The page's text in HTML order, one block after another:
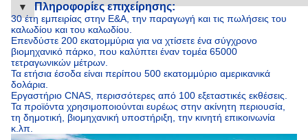
▼ Πληροφορίες επιχείρησης:
30 έτη εμπειρίας στην Ε&Α, την παραγωγή και τις πωλήσεις του
καλωδίου και του καλωδίου.
Επενδύστε 200 εκατομμύρια για να χτίσετε ένα σύγχρονο
βιομηχανικό πάρκο, που καλύπτει έναν τομέα 65000
τετραγωνικών μέτρων.
Τα ετήσια έσοδα είναι περίπου 500 εκατομμύριο αμερικανικά
δολάρια.
Εργαστήριο CNAS, περισσότερες από 100 εξεταστικές εκθέσεις.
Τα προϊόντα χρησιμοποιούνται ευρέως στην ακίνητη περιουσία,
τη δημοτική, βιομηχανική υποστήριξη, την κινητή επικοινωνία
κ.λπ.